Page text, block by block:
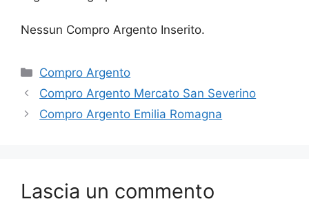
Nessun Compro Argento Inserito.
Categorie
Compro Argento
Compro Argento Mercato San Severino
Compro Argento Emilia Romagna
Lascia un commento